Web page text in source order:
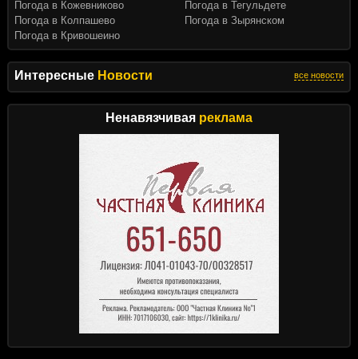
Интересные Новости все новости
Ненавязчивая реклама
Погода в Кожевниково
Погода в Колпашево
Погода в Кривошеино
Погода в Тегульдете
Погода в Зырянском